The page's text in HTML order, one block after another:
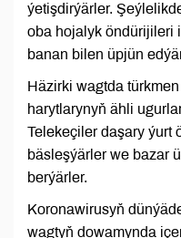
ýetişdirýärler.
oba hojalyk öndürijileri
banan bilen üpjün
Häzirki wagtda
harytlarynyň ähli
Telekeçiler daşary ýurt
bäsleşýärler we bazar
berýärler.
Koronawirusyň
wagtyň dowamynda